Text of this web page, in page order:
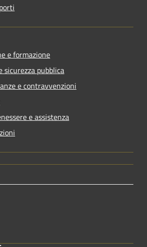
e formazione
sicurezza pubblica
e contravvenzioni
e assistenza